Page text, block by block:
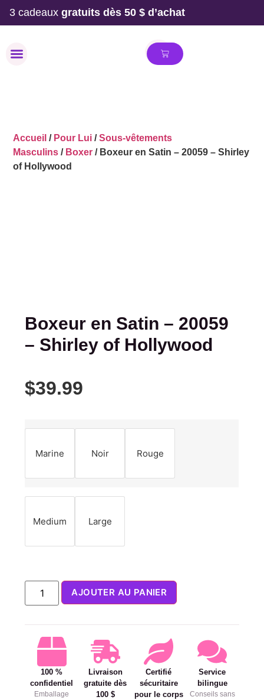
3 cadeaux gratuits dès 50 $ d’achat
Accueil / Pour Lui /Sous-vêtements
Masculins / Boxer / Boxeur en Satin – 20059 – Shirley
of Hollywood
Boxeur en Satin – 20059
– Shirley of Hollywood
$39.99
Marine Noir Rouge
Medium Large
AJOUTER AU PANIER
100 %
confidentiel
Emballage
Livraison
gratuite dès
100 $
Certifié
sécuritaire
pour le corps
Service
bilingue
Conseils sans